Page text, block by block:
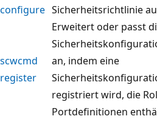
configure Sicherheitsrichtlinie
scwcmd
register
Erweitert oder passt
an, indem eine
registriert wird, die
Portdefinitionen